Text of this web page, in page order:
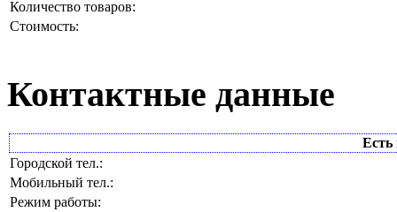
Количество товаров:
Стоимость:
Контактные данные
Есть
Городской тел.:
Мобильный тел.:
Режим работы: